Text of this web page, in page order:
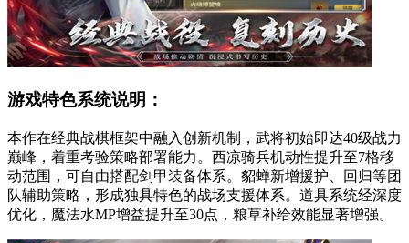
游戏特色系统说明：
本作在经典战棋框架中融入创新机制，武将初始即达40级战力
巅峰，着重考验策略部署能力。西凉骑兵机动性提升至7格移
动范围，可自由搭配剑甲装备体系。貂蝉新增援护、回归等团
队辅助策略，形成独具特色的战场支援体系。道具系统经深度
优化，魔法水MP增益提升至30点，粮草补给效能显著增强。